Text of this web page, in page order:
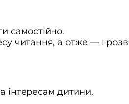
самостійно.
читання, а отже — і
інтересам дитини.